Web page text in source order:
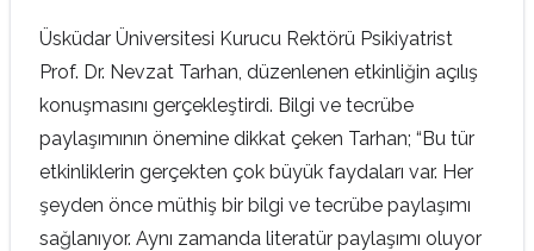
Üsküdar Üniversitesi Kurucu Rektörü Psikiyatrist
Prof. Dr. Nevzat Tarhan, düzenlenen etkinliğin açılış
konuşmasını gerçekleştirdi. Bilgi ve tecrübe
paylaşımının önemine dikkat çeken Tarhan; “Bu tür
etkinliklerin gerçekten çok büyük faydaları var. Her
şeyden önce müthiş bir bilgi ve tecrübe paylaşımı
sağlanıyor. Aynı zamanda literatür paylaşımı oluyor